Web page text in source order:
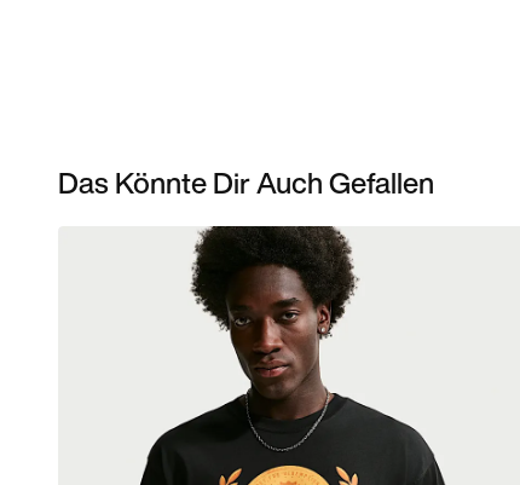
Das Könnte Dir Auch Gefallen